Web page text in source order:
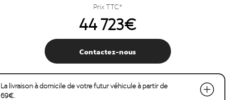
Prix TTC*
44 723€
Contactez-nous
La livraison à domicile de votre futur véhicule à partir de
69€.